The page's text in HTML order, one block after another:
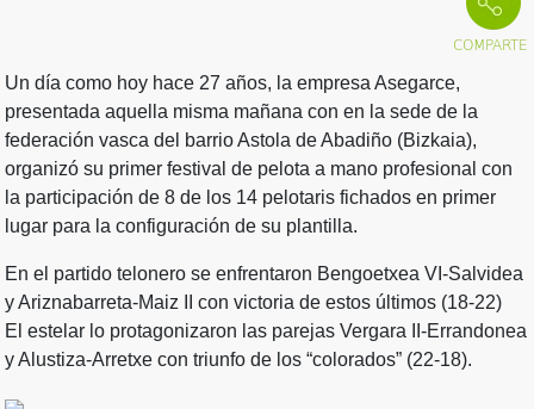
Un día como hoy hace 27 años, la empresa Asegarce,
presentada aquella misma mañana con en la sede de la
federación vasca del barrio Astola de Abadiño (Bizkaia),
organizó su primer festival de pelota a mano profesional con
la participación de 8 de los 14 pelotaris fichados en primer
lugar para la configuración de su plantilla.
En el partido telonero se enfrentaron Bengoetxea VI-Salvidea
y Ariznabarreta-Maiz II con victoria de estos últimos (18-22)
El estelar lo protagonizaron las parejas Vergara II-Errandonea
y Alustiza-Arretxe con triunfo de los “colorados” (22-18).